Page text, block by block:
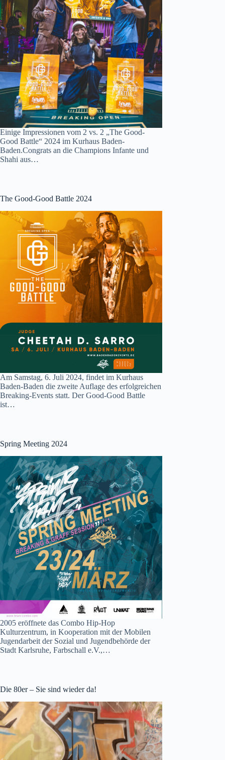
Einige Impressionen vom 2 vs. 2 „The Good-
Good Battle“ 2024 im Kurhaus Baden-
Baden.Congrats an die Champions Infante und
Shahi aus…
The Good-Good Battle 2024
Am Samstag, 6. Juli 2024, findet im Kurhaus
Baden-Baden die zweite Auflage des erfolgreichen
Breaking-Events statt. Der Good-Good Battle
ist…
Spring Meeting 2024
2005 eröffnete das Combo Hip-Hop
Kulturzentrum, in Kooperation mit der Mobilen
Jugendarbeit der Sozial und Jugendbehörde der
Stadt Karlsruhe, Farbschall e.V.,…
Die 80er – Sie sind wieder da!